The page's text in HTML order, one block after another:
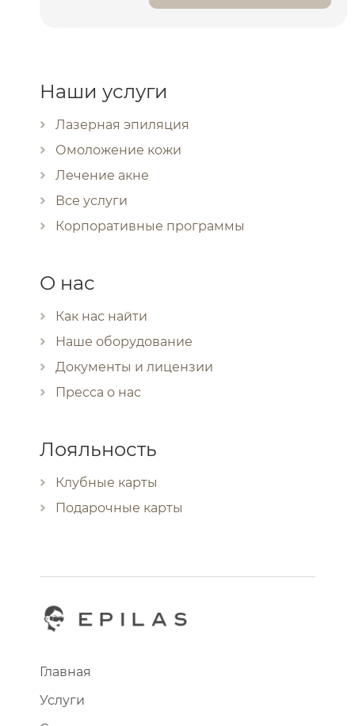
Наши услуги
Лазерная эпиляция
Омоложение кожи
Лечение акне
Все услуги
Корпоративные программы
О нас
Как нас найти
Наше оборудование
Документы и лицензии
Пресса о нас
Лояльность
Клубные карты
Подарочные карты
Главная
Услуги